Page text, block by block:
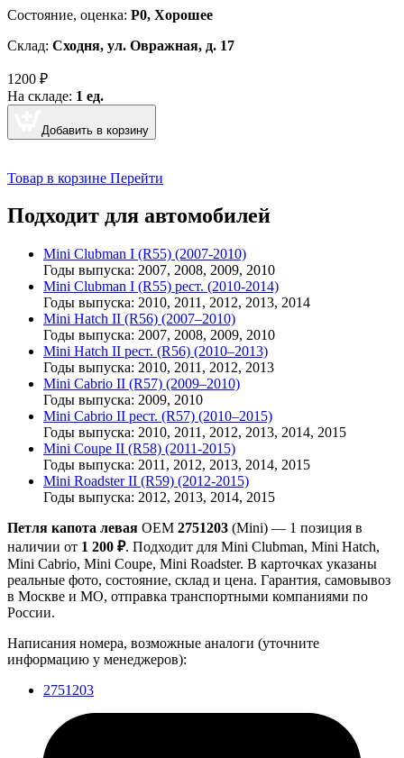
Cостояние, оценка: Р0, Хорошее
Склад: Сходня, ул. Овражная, д. 17
1200 ₽
На складе: 1 ед.
Добавить в корзину
Товар в корзине Перейти
Подходит для автомобилей
Mini Clubman I (R55) (2007-2010)
Годы выпуска: 2007, 2008, 2009, 2010
Mini Clubman I (R55) рест. (2010-2014)
Годы выпуска: 2010, 2011, 2012, 2013, 2014
Mini Hatch II (R56) (2007–2010)
Годы выпуска: 2007, 2008, 2009, 2010
Mini Hatch II рест. (R56) (2010–2013)
Годы выпуска: 2010, 2011, 2012, 2013
Mini Cabrio II (R57) (2009–2010)
Годы выпуска: 2009, 2010
Mini Cabrio II рест. (R57) (2010–2015)
Годы выпуска: 2010, 2011, 2012, 2013, 2014, 2015
Mini Coupe II (R58) (2011-2015)
Годы выпуска: 2011, 2012, 2013, 2014, 2015
Mini Roadster II (R59) (2012-2015)
Годы выпуска: 2012, 2013, 2014, 2015
Петля капота левая OEM 2751203 (Mini) — 1 позиция в
наличии от 1 200 ₽. Подходит для Mini Clubman, Mini Hatch,
Mini Cabrio, Mini Coupe, Mini Roadster. В карточках указаны
реальные фото, состояние, склад и цена. Гарантия, самовывоз
в Москве и МО, отправка транспортными компаниями по
России.
Написания номера, возможные аналоги (уточните
информацию у менеджеров):
2751203